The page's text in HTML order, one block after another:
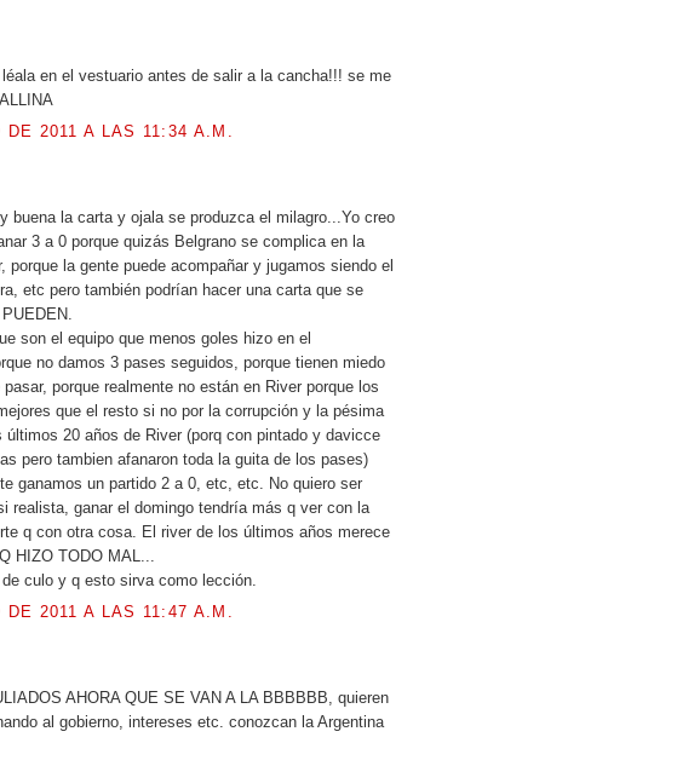
en el vestuario antes de salir a la cancha!!! se me
2011 A LAS 11:34 A.M.
buena la carta y ojala se produzca el milagro...Yo creo
3 a 0 porque quizás Belgrano se complica en la
porque la gente puede acompañar y jugamos siendo el
etc pero también podrían hacer una carta que se
son el equipo que menos goles hizo en el
no damos 3 pases seguidos, porque tienen miedo
porque realmente no están en River porque los
que el resto si no por la corrupción y la pésima
últimos 20 años de River (porq con pintado y davicce
pero tambien afanaron toda la guita de los pases)
ganamos un partido 2 a 0, etc, etc. No quiero ser
realista, ganar el domingo tendría más q ver con la
q con otra cosa. El river de los últimos años merece
HIZO TODO MAL...
culo y q esto sirva como lección.
2011 A LAS 11:47 A.M.
AHORA QUE SE VAN A LA BBBBBB, quieren
al gobierno, intereses etc. conozcan la Argentina